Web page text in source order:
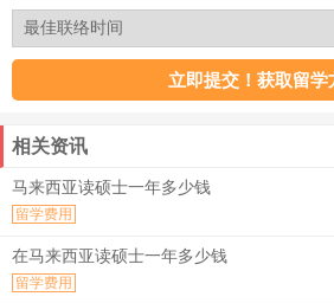
相关资讯
马来西亚读硕士一年多少钱
留学费用
在马来西亚读硕士一年多少钱
留学费用